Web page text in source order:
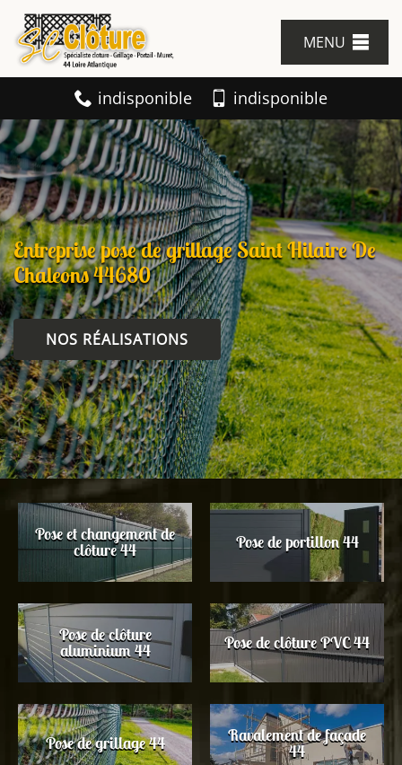
MENU
indisponible indisponible
Entreprise pose de grillage Saint Hilaire De
Chaleons 44680
NOS RÉALISATIONS
Pose et changement de
clôture 44 Pose de portillon 44
Pose de clôture
aluminium 44 Pose de clôture PVC 44
Pose de grillage 44 Ravalement de façade
44